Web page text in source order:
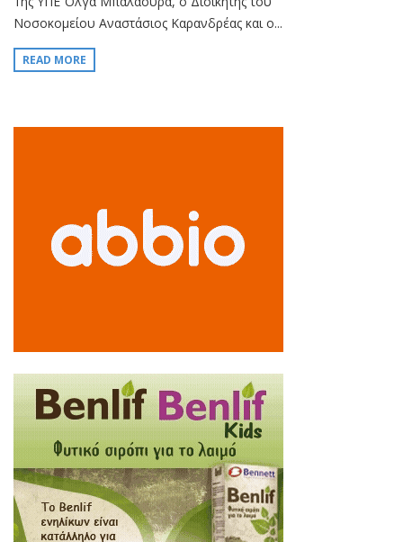
Νοσοκομείου Αναστάσιος Καρανδρέας και ο...
READ MORE